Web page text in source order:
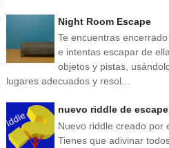
Night Room Escape
Te encuentras
e intentas escapar de
objetos y pistas,
lugares adecuados y resol...
nuevo riddle de
Nuevo riddle creado por
Tienes que adivinar